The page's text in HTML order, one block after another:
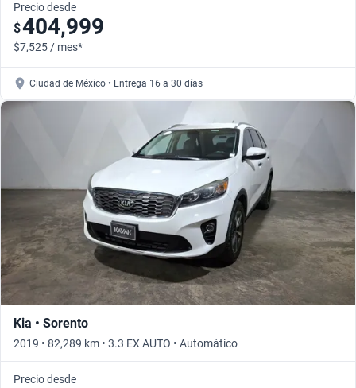
Precio desde
$404,999
$7,525 / mes*
Ciudad de México • Entrega 16 a 30 días
Kia • Sorento
2019 • 82,289 km • 3.3 EX AUTO • Automático
Precio desde